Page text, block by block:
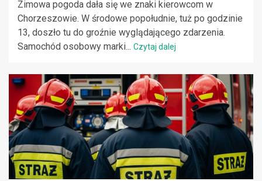
Zimowa pogoda dała się we znaki kierowcom w
Chorzeszowie. W środowe popołudnie, tuż po godzinie
13, doszło tu do groźnie wyglądającego zdarzenia.
Samochód osobowy marki... Czytaj dalej